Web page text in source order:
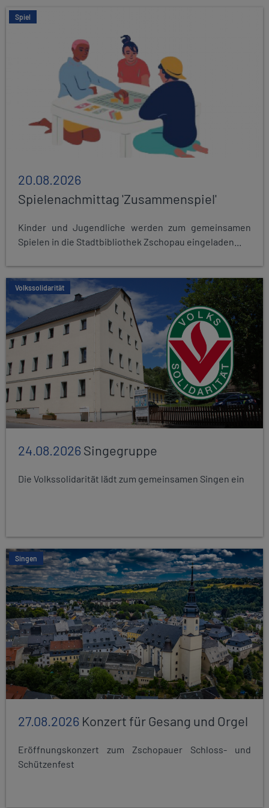
Spiel
20.08.2026
Spielenachmittag 'Zusammenspiel'
Kinder und Jugendliche werden zum gemeinsamen
Spielen in die Stadtbibliothek Zschopau eingeladen...
Volkssolidarität
24.08.2026Singegruppe
Die Volkssolidarität lädt zum gemeinsamen Singen ein
Singen
27.08.2026 Konzert für Gesang und Orgel
Eröffnungskonzert zum Zschopauer Schloss- und
Schützenfest